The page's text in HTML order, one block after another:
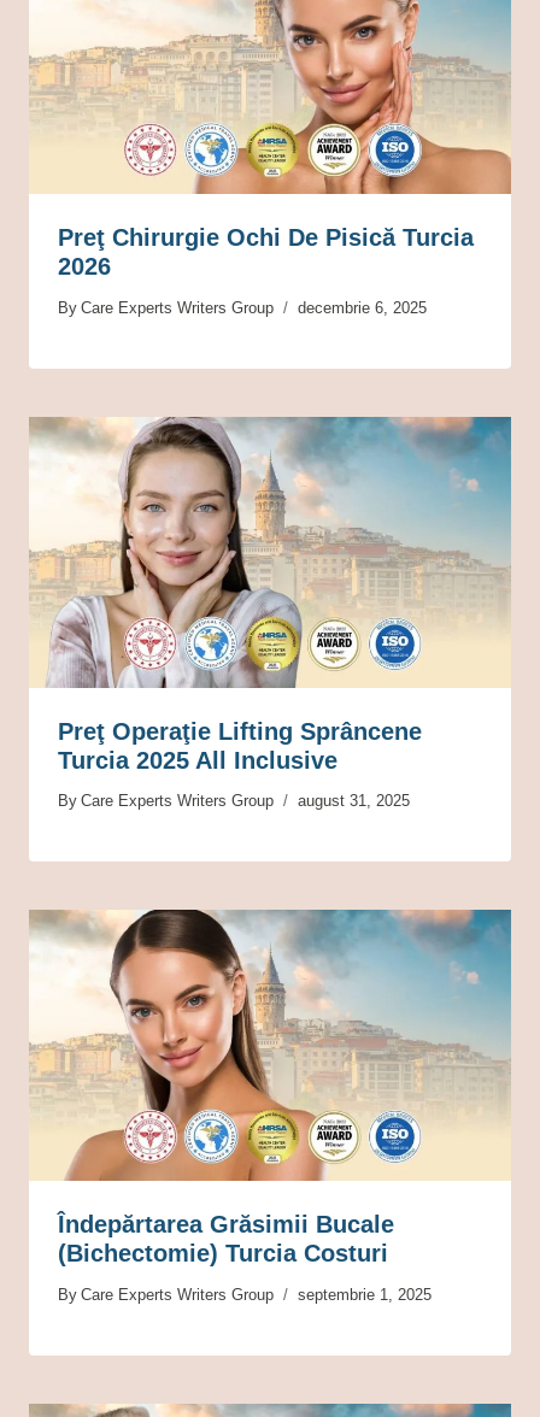
Preţ Chirurgie Ochi De Pisică Turcia
2026
By Care Experts Writers Group decembrie 6, 2025
Preţ Operaţie Lifting Sprâncene
Turcia 2025 All Inclusive
By Care Experts Writers Group august 31, 2025
Îndepărtarea Grăsimii Bucale
(Bichectomie) Turcia Costuri
By Care Experts Writers Group septembrie 1, 2025